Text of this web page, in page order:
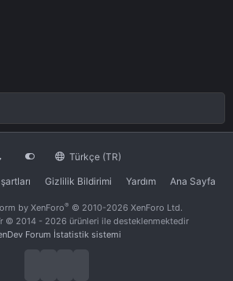
Türkçe (TR)
Gizlilik Bildirimi Yardım Ana Sayfa
by XenForo® © 2010-2026 XenForo Ltd.
© 2014 - 2026 ürünleri ile desteklenmektedir
Forum İstatistik sistemi